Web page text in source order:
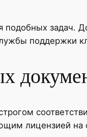
задач.
поддержки
лицензией на